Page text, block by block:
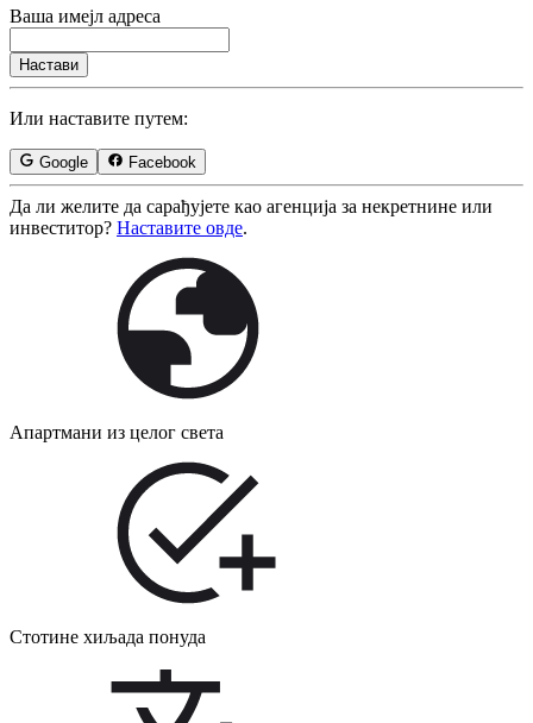
Ваша имејл адреса
Настави
Или наставите путем:
Google Facebook
Да ли желите да сарађујете као агенција за некретнине или
инвеститор? Наставите овде.
Апартмани из целог света
Стотине хиљада понуда